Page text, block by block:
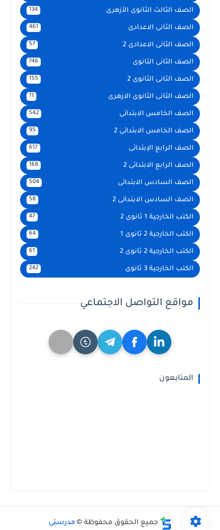
الصف الثالث الثانوى الأزهرى 134
الصف الثانى الاعدادى 461
الصف الثانى الاعدادى 2 57
الصف الثانى الثانوى 746
الصف الثانى الثانوى 2 155
الصف الثانى الثانوى الازهرى 11
الصف الخامس الابتدائى 542
الصف الخامس الابتدائى 2 95
الصف الرابع الإبتدائى 617
الصف الرابع الابتدائى 2 168
الصف السادس الابتدائى 504
الصف السادس الابتدائى 2 58
الكتب الخارجية 1 ثانوى 2 47
الكتب الخارجية 2 ثانوى 1 64
الكتب الخارجية 2 ثانوى 2 61
الكتب الخارجية 3 ثانوى 242
مواقع التواصل الاجتماعي
المتابعون
جميع الحقوق محفوظة © مدرستى